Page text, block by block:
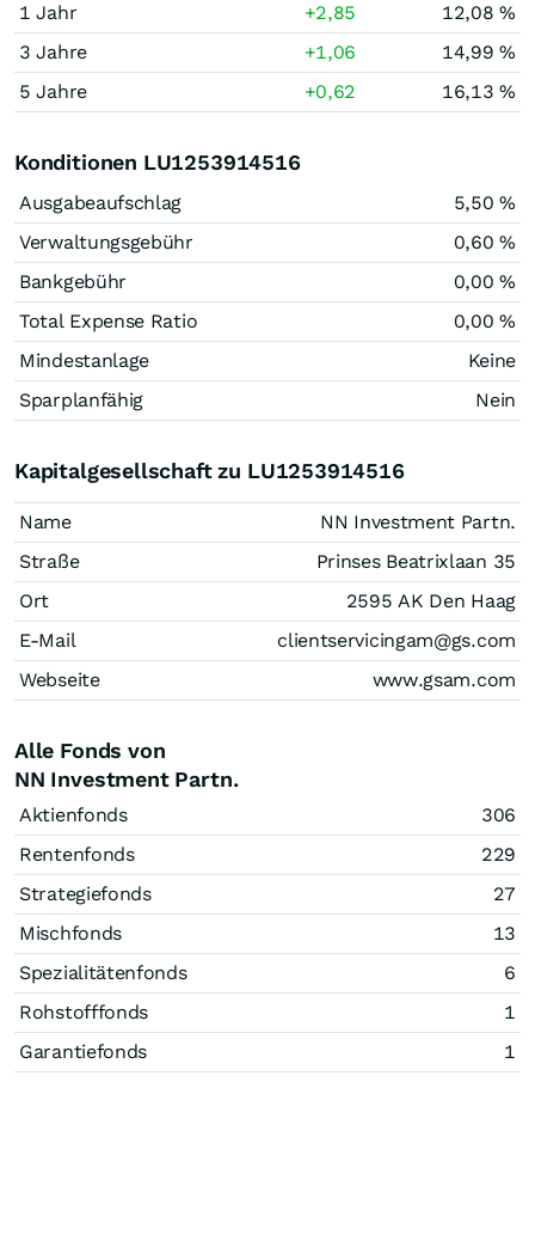
1 Jahr
+2,85
12,08 %
3 Jahre
+1,06
14,99 %
5 Jahre
+0,62 16,13 %
Konditionen LU1253914516
Ausgabeaufschlag
5,50 %
Verwaltungsgebühr
0,60 %
Bankgebühr
0,00 %
Total Expense Ratio
0,00 %
Mindestanlage
Keine
Sparplanfähig
Nein
Kapitalgesellschaft zu LU1253914516
Name
NN Investment Partn.
Straße
Prinses Beatrixlaan 35
Ort
2595 AK Den Haag
E-Mail
clientservicingam@gs.com
Webseite
www.gsam.com
Alle Fonds von
NN Investment Partn.
Aktienfonds
306
Rentenfonds
229
Strategiefonds
27
Mischfonds
13
Spezialitätenfonds
6
Rohstofffonds
1
Garantiefonds
1